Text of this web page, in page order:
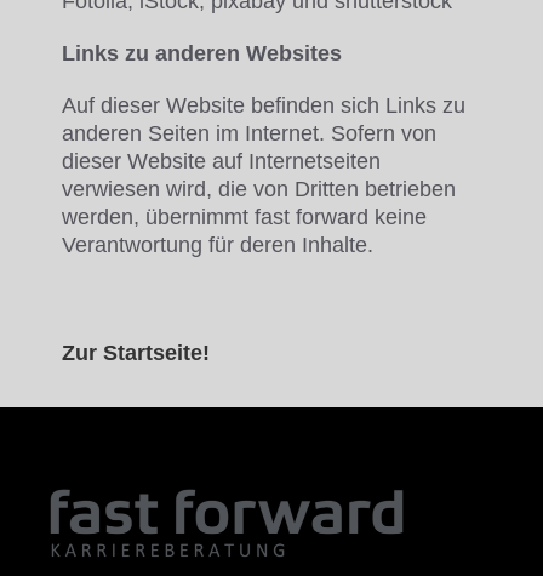
Links zu anderen Websites
Auf dieser Website befinden sich Links zu
anderen Seiten im Internet. Sofern von
dieser Website auf Internetseiten
verwiesen wird, die von Dritten betrieben
werden, übernimmt fast forward keine
Verantwortung für deren Inhalte.
Zur Startseite!